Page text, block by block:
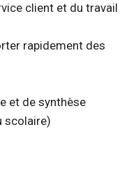
client et du travail
rapidement des
et de synthèse
scolaire)